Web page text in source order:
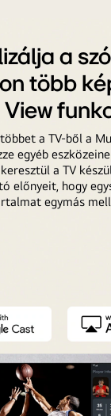
a
több
View
a TV-ből a
egyéb
a TV
előnyeit, hogy
egymás